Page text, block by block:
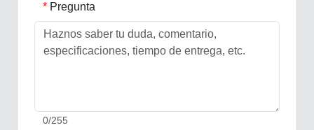
Pregunta
0/255